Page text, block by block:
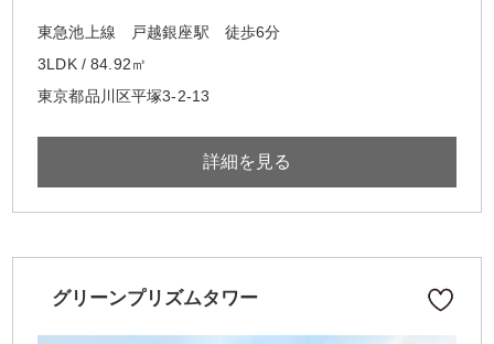
東急池上線 戸越銀座駅 徒歩6分
3LDK / 84.92㎡
東京都品川区平塚3-2-13
詳細を見る
グリーンプリズムタワー